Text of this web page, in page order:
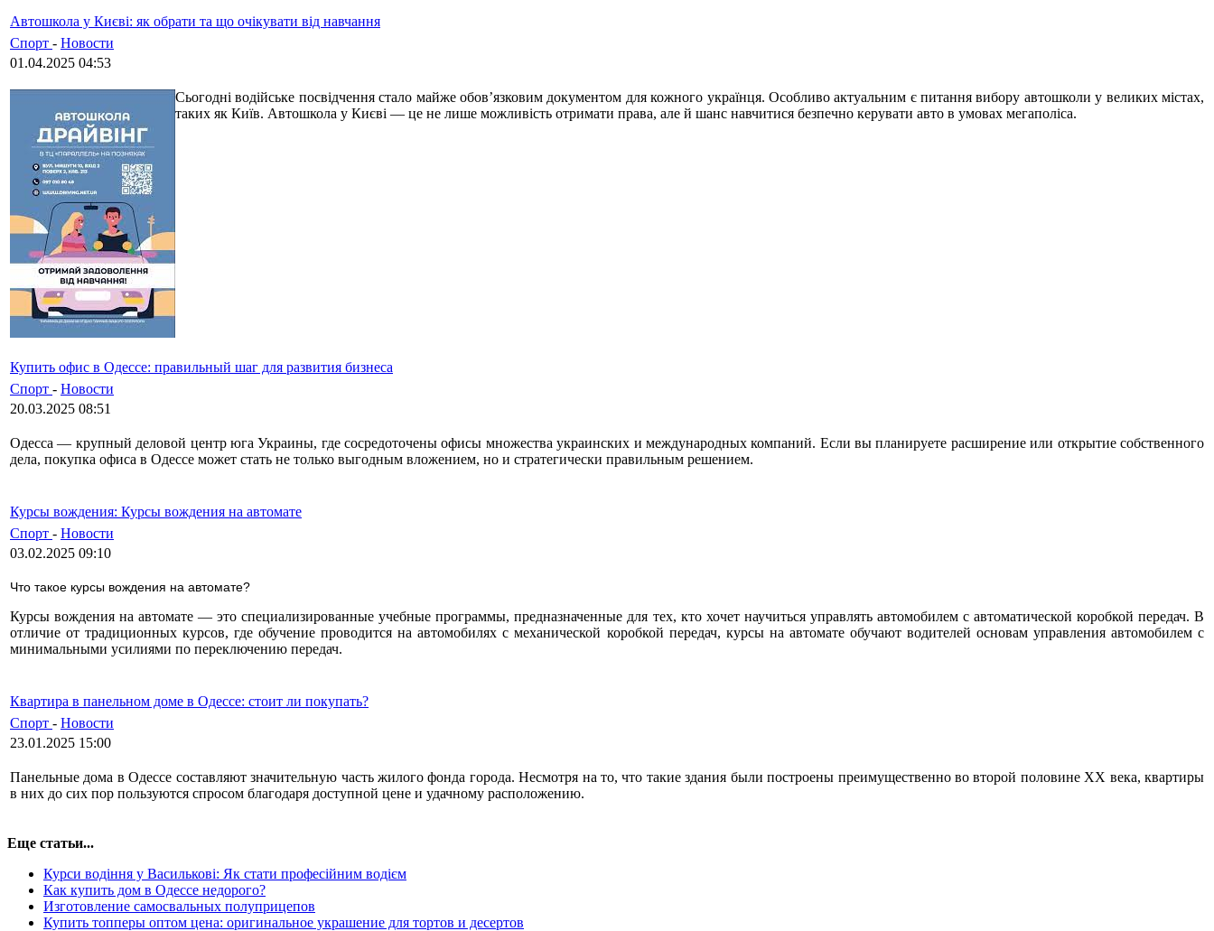
Автошкола у Києві: як обрати та що очікувати від навчання
Спорт - Новости
01.04.2025 04:53
Сьогодні водійське посвідчення стало майже обов’язковим документом для кожного українця. Особливо актуальним є питання вибору автошколи у великих містах,
таких як Київ. Автошкола у Києві — це не лише можливість отримати права, але й шанс навчитися безпечно керувати авто в умовах мегаполіса.
Купить офис в Одессе: правильный шаг для развития бизнеса
Спорт - Новости
20.03.2025 08:51
Одесса — крупный деловой центр юга Украины, где сосредоточены офисы множества украинских и международных компаний. Если вы планируете расширение или открытие собственного
дела, покупка офиса в Одессе может стать не только выгодным вложением, но и стратегически правильным решением.
Курсы вождения: Курсы вождения на автомате
Спорт - Новости
03.02.2025 09:10
Что такое курсы вождения на автомате?
Курсы вождения на автомате — это специализированные учебные программы, предназначенные для тех, кто хочет научиться управлять автомобилем с автоматической коробкой передач. В
отличие от традиционных курсов, где обучение проводится на автомобилях с механической коробкой передач, курсы на автомате обучают водителей основам управления автомобилем с
минимальными усилиями по переключению передач.
Квартира в панельном доме в Одессе: стоит ли покупать?
Спорт - Новости
23.01.2025 15:00
Панельные дома в Одессе составляют значительную часть жилого фонда города. Несмотря на то, что такие здания были построены преимущественно во второй половине XX века, квартиры
в них до сих пор пользуются спросом благодаря доступной цене и удачному расположению.
Еще статьи...
Курси водіння у Василькові: Як стати професійним водієм
Как купить дом в Одессе недорого?
Изготовление самосвальных полуприцепов
Купить топперы оптом цена: оригинальное украшение для тортов и десертов